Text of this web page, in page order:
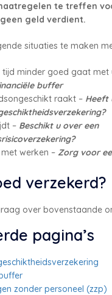
te treffen
geld verdient.
situaties te maken
tijd minder goed gaat met
buffer
raakt – Heeft
– Beschikt u over een
werken – Zorg voor
verzekerd?
over bovenstaande
pagina’s
zonder personeel (zzp)